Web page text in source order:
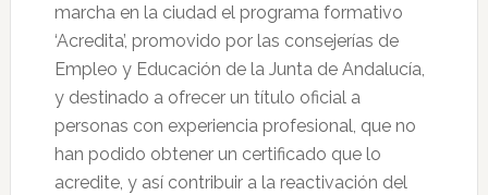
marcha en la ciudad el programa formativo
‘Acredita’, promovido por las consejerías de
Empleo y Educación de la Junta de Andalucía,
y destinado a ofrecer un título oficial a
personas con experiencia profesional, que no
han podido obtener un certificado que lo
acredite, y así contribuir a la reactivación del